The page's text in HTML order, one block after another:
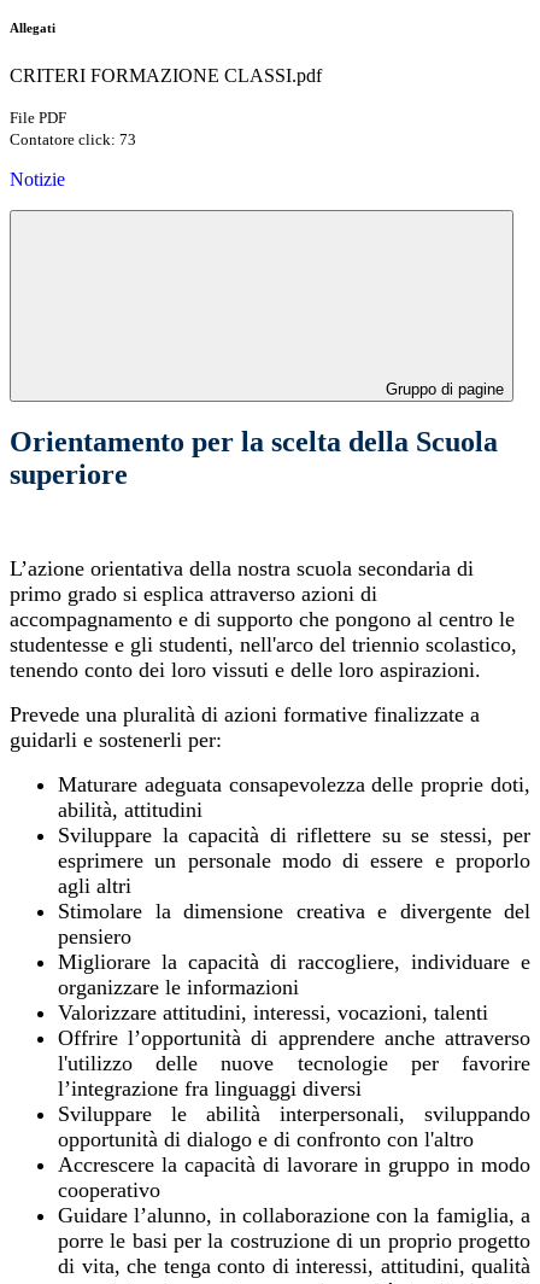
Allegati
CRITERI FORMAZIONE CLASSI.pdf
File PDF
Contatore click: 73
Notizie
Gruppo di pagine
Orientamento per la scelta della Scuola
superiore
L’azione orientativa della nostra scuola secondaria di
primo grado si esplica attraverso azioni di
accompagnamento e di supporto che pongono al centro le
studentesse e gli studenti, nell'arco del triennio scolastico,
tenendo conto dei loro vissuti e delle loro aspirazioni.
Prevede una pluralità di azioni formative finalizzate a
guidarli e sostenerli per:
Maturare adeguata consapevolezza delle proprie doti,
abilità, attitudini
Sviluppare la capacità di riflettere su se stessi, per
esprimere un personale modo di essere e proporlo
agli altri
Stimolare la dimensione creativa e divergente del
pensiero
Migliorare la capacità di raccogliere, individuare e
organizzare le informazioni
Valorizzare attitudini, interessi, vocazioni, talenti
Offrire l’opportunità di apprendere anche attraverso
l'utilizzo delle nuove tecnologie per favorire
l’integrazione fra linguaggi diversi
Sviluppare le abilità interpersonali, sviluppando
opportunità di dialogo e di confronto con l'altro
Accrescere la capacità di lavorare in gruppo in modo
cooperativo
Guidare l’alunno, in collaborazione con la famiglia, a
porre le basi per la costruzione di un proprio progetto
di vita, che tenga conto di interessi, attitudini, qualità